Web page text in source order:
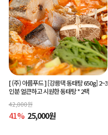
[ (주) 아름푸드 ][강릉댁 동태탕 650g] 2~3
인분 얼큰하고 시원한 동태탕 * 2팩
42,000원
41% 25,000원